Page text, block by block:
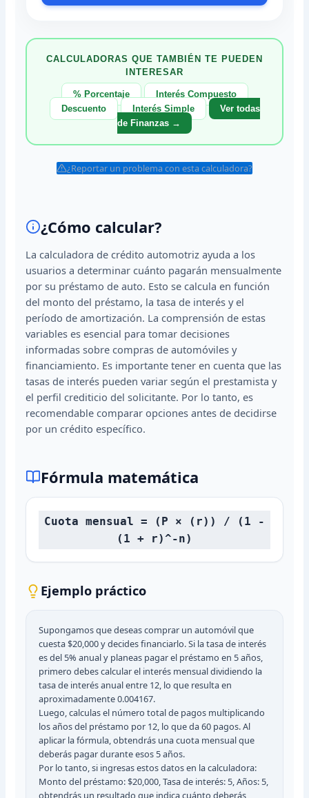
CALCULADORAS QUE TAMBIÉN TE PUEDEN
INTERESAR
% Porcentaje
Interés Compuesto
Descuento
Interés Simple
Ver todas
de Finanzas →
¿Reportar un problema con esta calculadora?
¿Cómo calcular?
La calculadora de crédito automotriz ayuda a los
usuarios a determinar cuánto pagarán mensualmente
por su préstamo de auto. Esto se calcula en función
del monto del préstamo, la tasa de interés y el
período de amortización. La comprensión de estas
variables es esencial para tomar decisiones
informadas sobre compras de automóviles y
financiamiento. Es importante tener en cuenta que las
tasas de interés pueden variar según el prestamista y
el perfil crediticio del solicitante. Por lo tanto, es
recomendable comparar opciones antes de decidirse
por un crédito específico.
Fórmula matemática
Cuota mensual = (P × (r)) / (1 -
(1 + r)^-n)
Ejemplo práctico
Supongamos que deseas comprar un automóvil que
cuesta $20,000 y decides financiarlo. Si la tasa de interés
es del 5% anual y planeas pagar el préstamo en 5 años,
primero debes calcular el interés mensual dividiendo la
tasa de interés anual entre 12, lo que resulta en
aproximadamente 0.004167.
Luego, calculas el número total de pagos multiplicando
los años del préstamo por 12, lo que da 60 pagos. Al
aplicar la fórmula, obtendrás una cuota mensual que
deberás pagar durante esos 5 años.
Por lo tanto, si ingresas estos datos en la calculadora:
Monto del préstamo: $20,000, Tasa de interés: 5, Años: 5,
obtendrás un resultado que indica cuánto deberás